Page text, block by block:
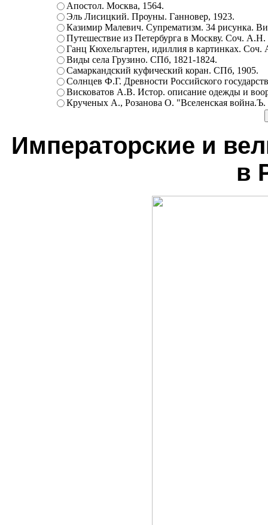
Апостол. Москва, 1564.
Эль Лисицкий. Проуны. Ганновер, 1923.
Казимир Малевич. Супрематизм. 34 рисунка.
Путешествие из Петербурга в Москву. Соч.
Ганц Кюхельгартен, идиллия в картинках.
Виды села Грузино. СПб, 1821-1824.
Самаркандский куфический коран. СПб, 1905.
Солнцев Ф.Г. Древности Российского
Висковатов А.В. Истор. описание одежды и
Крученых А., Розанова О. "Вселенская
Императорские и
в